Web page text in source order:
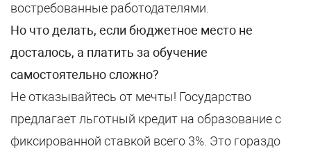
востребованные работодателями.
Но что делать, если бюджетное место не
досталось, а платить за обучение
самостоятельно сложно?
Не отказывайтесь от мечты! Государство
предлагает льготный кредит на образование с
фиксированной ставкой всего 3%. Это гораздо